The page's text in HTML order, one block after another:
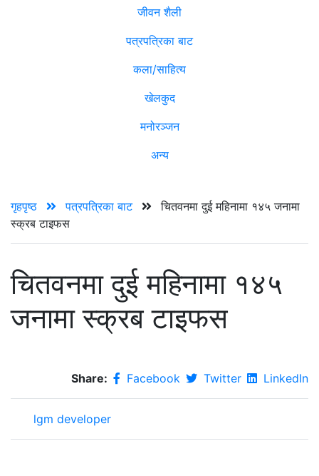
जीवन शैली
पत्रपत्रिका बाट
कला/साहित्य
खेलकुद
मनोरञ्जन
अन्य
गृहपृष्ठ पत्रपत्रिका बाट
चितवनमा दुई महिनामा १४५ जनामा
स्क्रब टाइफस
चितवनमा दुई महिनामा १४५
जनामा स्क्रब टाइफस
Share: Facebook Twitter LinkedIn
lgm developer